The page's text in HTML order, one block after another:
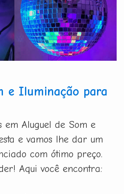
e Iluminação para
em Aluguel de Som e
e vamos lhe dar um
com ótimo preço.
Aqui você encontra: